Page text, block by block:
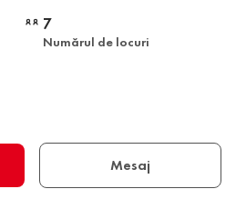
7
Numărul de locuri
Mesaj